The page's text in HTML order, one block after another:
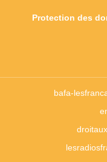
Protection des
bafa-